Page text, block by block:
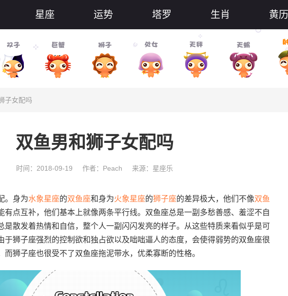
星座 运势 塔罗 生肖 黄历
子女配吗
双鱼男和狮子女配吗
时间：2018-09-19 作者：Peach 来源：星座乐
身为水象星座的双鱼座和身为火象星座的狮子座的差异极大，他们不像双鱼
有点互补，他们基本上就像两条平行线。双鱼座总是一副多愁善感、羞涩不自
是散发着热情和自信，整个人一副闪闪发亮的样子。从这些特质来看似乎是可
于狮子座强烈的控制欲和独占欲以及咄咄逼人的态度，会使得弱势的双鱼座很
而狮子座也很受不了双鱼座拖泥带水，优柔寡断的性格。